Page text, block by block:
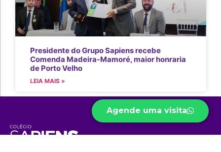
Presidente do Grupo Sapiens recebe
Comenda Madeira-Mamoré, maior honraria
de Porto Velho
LEIA MAIS »
Agende uma visita